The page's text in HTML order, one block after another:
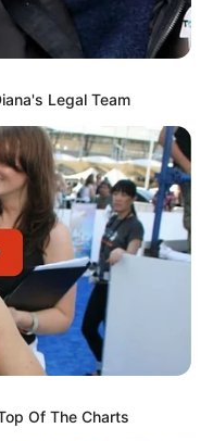
Legal Team
Of The Charts